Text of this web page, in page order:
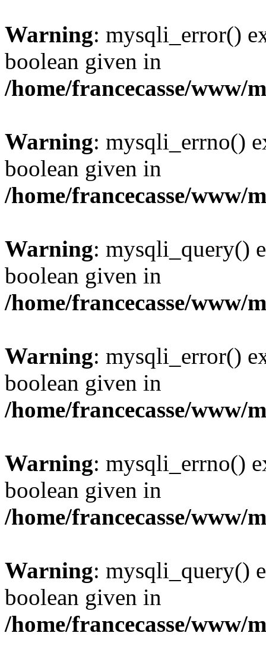
Warning: mysqli_error()
boolean given in
/home/francecasse/www/
Warning: mysqli_errno()
boolean given in
/home/francecasse/www/
Warning: mysqli_query()
boolean given in
/home/francecasse/www/
Warning: mysqli_error()
boolean given in
/home/francecasse/www/
Warning: mysqli_errno()
boolean given in
/home/francecasse/www/
Warning: mysqli_query()
boolean given in
/home/francecasse/www/